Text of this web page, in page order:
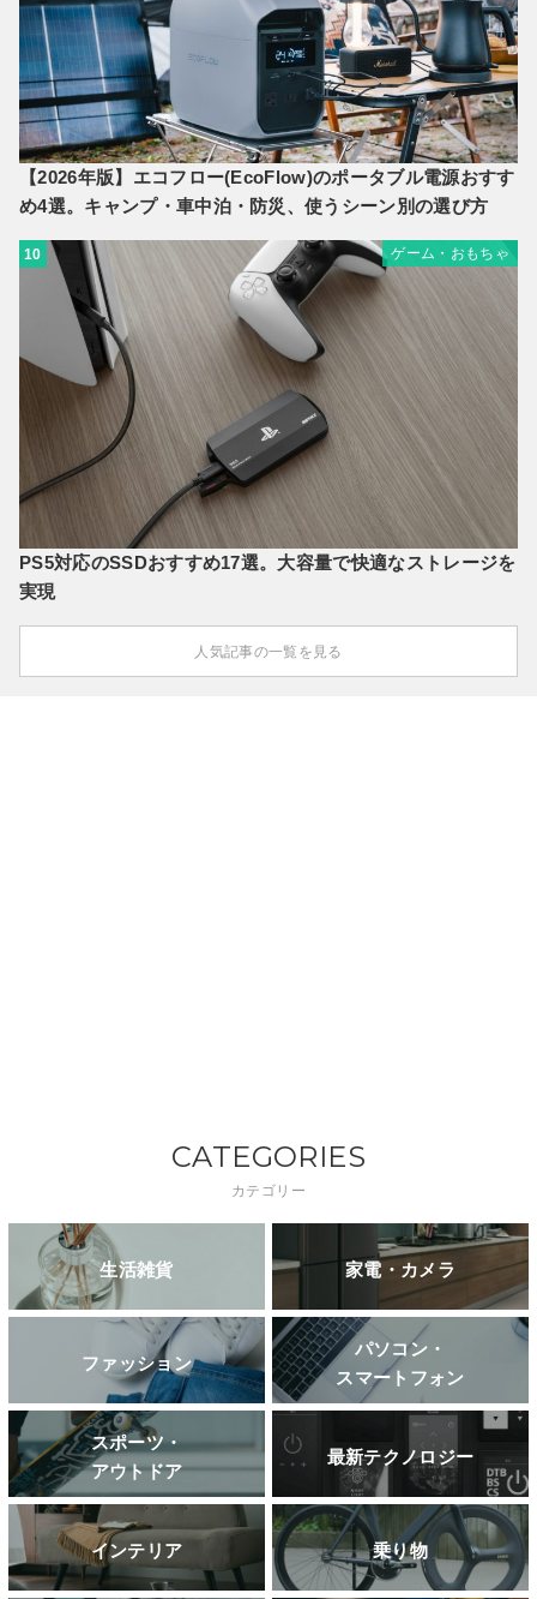
【2026年版】エコフロー(EcoFlow)のポータブル電源おすす
め4選。キャンプ・車中泊・防災、使うシーン別の選び方
10 ゲーム・おもちゃ
PS5対応のSSDおすすめ17選。大容量で快適なストレージを
実現
人気記事の一覧を見る
CATEGORIES
カテゴリー
生活雑貨 家電・カメラ
ファッション
パソコン・
スマートフォン
スポーツ・
アウトドア
最新テクノロジー
インテリア 乗り物